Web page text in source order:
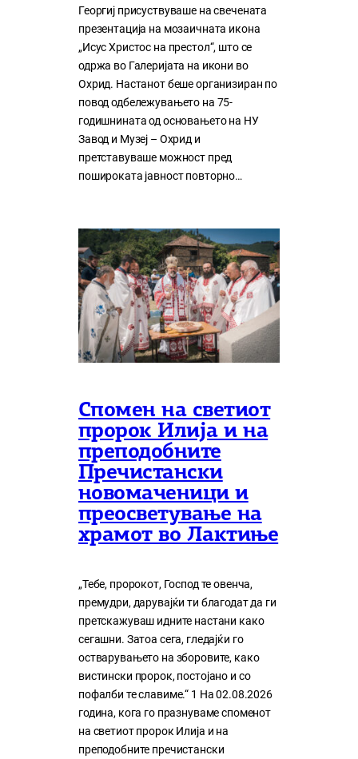
Георгиј присуствуваше на свечената
презентација на мозаичната икона
„Исус Христос на престол“, што се
одржа во Галеријата на икони во
Охрид. Настанот беше организиран по
повод одбележувањето на 75-
годишнината од основањето на НУ
Завод и Музеј – Охрид и
претставуваше можност пред
пошироката јавност повторно…
Спомен на светиот
пророк Илија и на
преподобните
Пречистански
новомаченици и
преосветување на
храмот во Лактиње
„Тебе, пророкот, Господ те овенча,
премудри, дарувајќи ти благодат да ги
претскажуваш идните настани како
сегашни. Затоа сега, гледајќи го
остварувањето на зборовите, како
вистински пророк, постојано и со
пофалби те славиме.“ 1 На 02.08.2026
година, кога го празнуваме споменот
на светиот пророк Илија и на
преподобните пречистански